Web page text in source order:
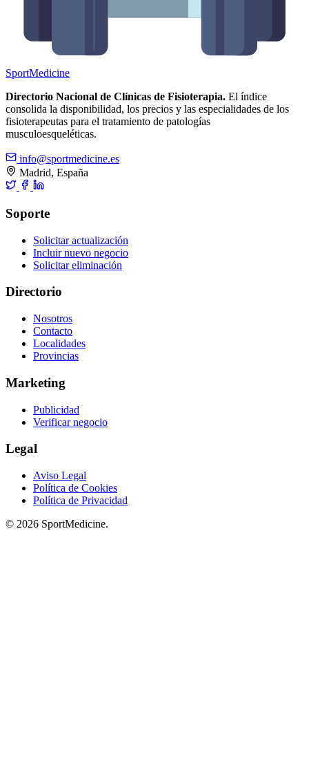
SportMedicine
Directorio Nacional de Clínicas de Fisioterapia. El índice
consolida la disponibilidad, los precios y las especialidades de los
fisioterapeutas para el tratamiento de patologías
musculoesqueléticas.
info@sportmedicine.es
Madrid, España
Soporte
Solicitar actualización
Incluir nuevo negocio
Solicitar eliminación
Directorio
Nosotros
Contacto
Localidades
Provincias
Marketing
Publicidad
Verificar negocio
Legal
Aviso Legal
Política de Cookies
Política de Privacidad
© 2026 SportMedicine.